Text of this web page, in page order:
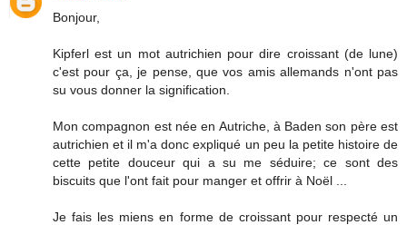
Bonjour,
Kipferl est un mot autrichien pour dire croissant (de lune)
c'est pour ça, je pense, que vos amis allemands n'ont pas
su vous donner la signification.
Mon compagnon est née en Autriche, à Baden son père est
autrichien et il m'a donc expliqué un peu la petite histoire de
cette petite douceur qui a su me séduire; ce sont des
biscuits que l'ont fait pour manger et offrir à Noël ...
Je fais les miens en forme de croissant pour respecté un